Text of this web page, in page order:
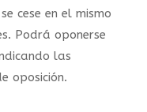
cese en el mismo
Podrá oponerse
las
oposición.